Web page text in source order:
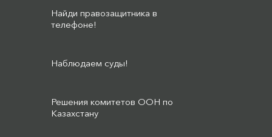
Найди правозащитника в
телефоне!
Наблюдаем суды!
Решения комитетов ООН по
Казахстану